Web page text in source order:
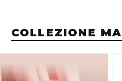
COLLEZIONE